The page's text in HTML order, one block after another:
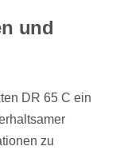
und
DR 65 C ein
zu